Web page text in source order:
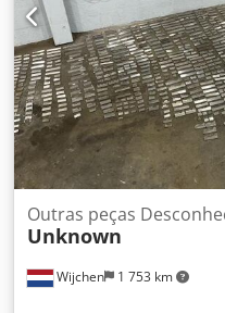
equipamentos usados
todos os produtos da
Wijchen 1 753 km
Outras peças
Unknown